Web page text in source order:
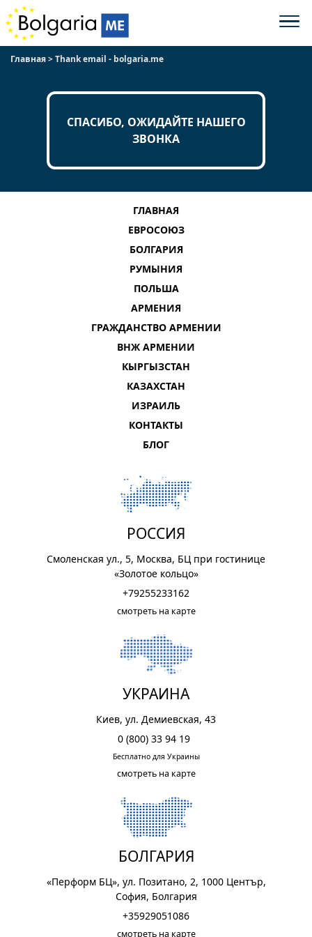
Главная>Thank email - bolgaria.me
СПАСИБО, ОЖИДАЙТЕ НАШЕГО
ЗВОНКА
ГЛАВНАЯ
ЕВРОСОЮЗ
БОЛГАРИЯ
РУМЫНИЯ
ПОЛЬША
АРМЕНИЯ
ГРАЖДАНСТВО АРМЕНИИ
ВНЖ АРМЕНИИ
КЫРГЫЗСТАН
КАЗАХСТАН
ИЗРАИЛЬ
КОНТАКТЫ
БЛОГ
РОССИЯ
Смоленская ул., 5, Москва, БЦ при гостинице
«Золотое кольцо»
+79255233162
смотреть на карте
УКРАИНА
Киев, ул. Демиевская, 43
0 (800) 33 94 19
Бесплатно для Украины
смотреть на карте
БОЛГАРИЯ
«Перформ БЦ», ул. Позитано, 2, 1000 Център,
София, Болгария
+35929051086
смотреть на карте